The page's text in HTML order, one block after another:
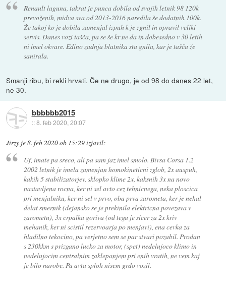
Renault laguna, takrat je punca dobila od svojih letnik 98 120k
prevoženih, midva sva od 2013-2016 naredila še dodatnih 100k.
Že takoj ko je dobila zamenjal izpuh k je zgnil in opravil veliki
servis. Danes vozi tašča, pa se še kr ne da in dobesedno v 30 letih
ni imel okvare. Edino zadnja blatnika sta gnila, kar je tašča že
sanirala.
Smanji ribu, bi rekli hrvati. Če ne drugo, je od 98 do danes 22 let,
ne 30.
bbbbbb2015
::8. feb 2020, 20:07
Jirzy je8. feb 2020 ob 15:29izjavil:
Uf, imate pa sreco, ali pa sam jaz imel smolo. Bivsa Corsa 1.2
2002 letnik je imela zamenjan homokineticni zglob, 2x auspuh,
kakih 5 stabilizatorjev, sklopko klime 2x, kaksnih 3x na novo
nastavljena rocna, ker ni sel avto cez tehnicnega, neka ploscica
pri menjalniku, ker ni sel v prvo, oba prva zarometa, ker je nehal
delat smernik (dejansko se je prekinila elektricna povezava v
zarometu), 3x crpalka goriva (od tega je sicer za 2x kriv
mehanik, ker ni scistil rezervoarja po menjavi), ena cevka za
hladilno tekocino, pa verjetno sem se par stvari pozabil. Prodan
s 230kkm s prizgano lucko za motor, (spet) nedelujoco klimo in
nedelujocim centralnim zaklepanjem pri enih vratih, ne vem kaj
je bilo narobe. Pa avta sploh nisem grdo vozil.